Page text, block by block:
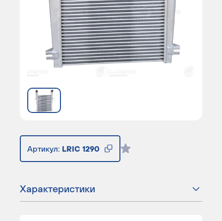
Артикул: LRIC 1290
Характеристики